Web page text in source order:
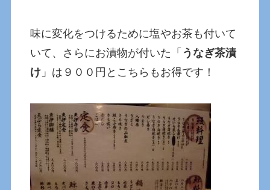
味に変化をつけるために塩やお茶も付いて
いて、さらにお漬物が付いた「 うなぎ茶漬
け 」は９００円とこちらもお得です！